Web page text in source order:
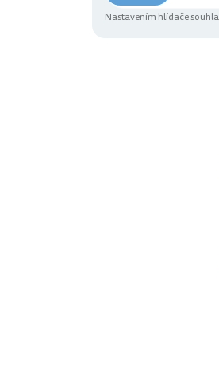
Nastavením hlídače